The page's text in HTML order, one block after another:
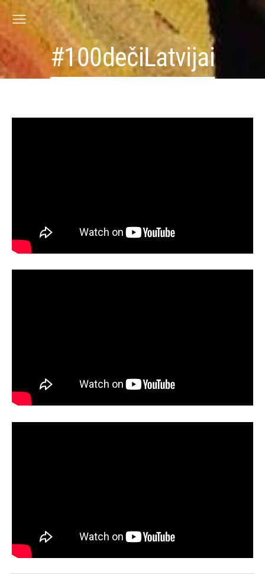
#100dečiLatvijai